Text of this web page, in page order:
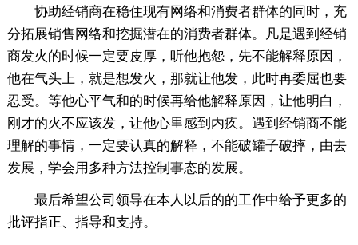
协助经销商在稳住现有网络和消费者群体的同时，充
分拓展销售网络和挖掘潜在的消费者群体。凡是遇到经销
商发火的时候一定要皮厚，听他抱怨，先不能解释原因，
他在气头上，就是想发火，那就让他发，此时再委屈也要
忍受。等他心平气和的时候再给他解释原因，让他明白，
刚才的火不应该发，让他心里感到内疚。遇到经销商不能
理解的事情，一定要认真的解释，不能破罐子破摔，由去
发展，学会用多种方法控制事态的发展。
最后希望公司领导在本人以后的的工作中给予更多的
批评指正、指导和支持。